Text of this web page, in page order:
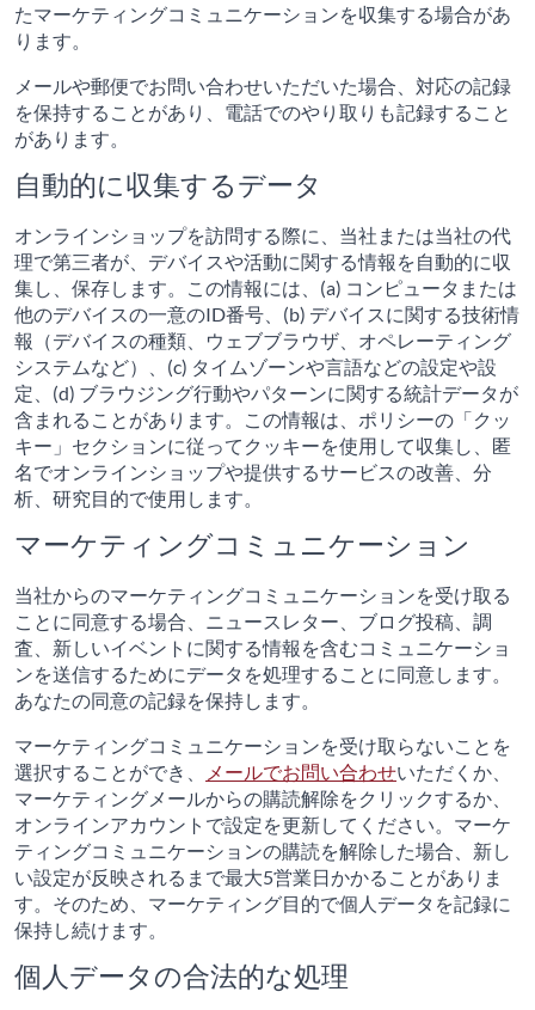
たマーケティングコミュニケーションを収集する場合があ
ります。
メールや郵便でお問い合わせいただいた場合、対応の記録
を保持することがあり、電話でのやり取りも記録すること
があります。
自動的に収集するデータ
オンラインショップを訪問する際に、当社または当社の代
理で第三者が、デバイスや活動に関する情報を自動的に収
集し、保存します。この情報には、(a) コンピュータまたは
他のデバイスの一意のID番号、(b) デバイスに関する技術情
報（デバイスの種類、ウェブブラウザ、オペレーティング
システムなど）、(c) タイムゾーンや言語などの設定や設
定、(d) ブラウジング行動やパターンに関する統計データが
含まれることがあります。この情報は、ポリシーの「クッ
キー」セクションに従ってクッキーを使用して収集し、匿
名でオンラインショップや提供するサービスの改善、分
析、研究目的で使用します。
マーケティングコミュニケーション
当社からのマーケティングコミュニケーションを受け取る
ことに同意する場合、ニュースレター、ブログ投稿、調
査、新しいイベントに関する情報を含むコミュニケーショ
ンを送信するためにデータを処理することに同意します。
あなたの同意の記録を保持します。
マーケティングコミュニケーションを受け取らないことを
選択することができ、
メールでお問い合わせいただくか、
マーケティングメールからの購読解除をクリックするか、
オンラインアカウントで設定を更新してください。マーケ
ティングコミュニケーションの購読を解除した場合、新し
い設定が反映されるまで最大5営業日かかることがありま
す。そのため、マーケティング目的で個人データを記録に
保持し続けます。
個人データの合法的な処理